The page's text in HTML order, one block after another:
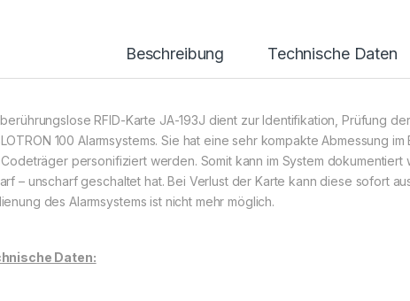
Beschreibung Technische Daten
RFID-Karte JA-193J dient zur Identifikation, Prüfung
100 Alarmsystems. Sie hat eine sehr kompakte Abmessung
personifiziert werden. Somit kann im System dokumentiert
– unscharf geschaltet hat. Bei Verlust der Karte kann diese sofort
des Alarmsystems ist nicht mehr möglich.
Daten: